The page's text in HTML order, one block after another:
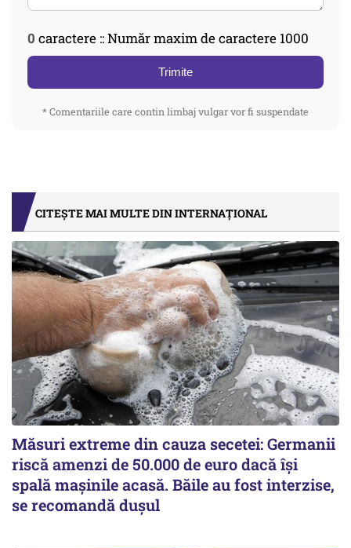
0 caractere :: Număr maxim de caractere 1000
Trimite
* Comentariile care contin limbaj vulgar vor fi suspendate
CITEȘTE MAI MULTE DIN INTERNAȚIONAL
Măsuri extreme din cauza secetei: Germanii
riscă amenzi de 50.000 de euro dacă își
spală mașinile acasă. Băile au fost interzise,
se recomandă dușul